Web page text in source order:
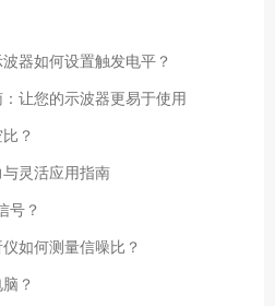
器如何设置触发电平？
让您的示波器更易于使用
？
灵活应用指南
号？
如何测量信噪比？
？